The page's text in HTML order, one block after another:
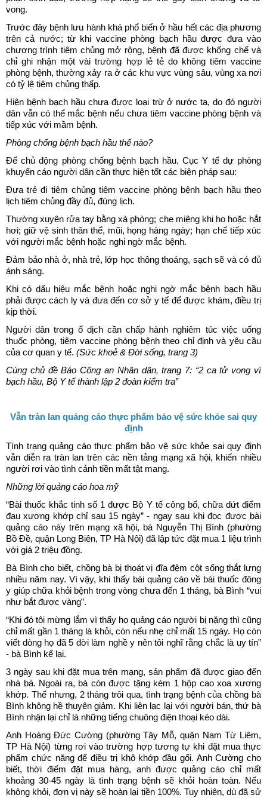
vong.
Trước đây bệnh lưu hành khá phổ biến ở hầu hết các địa phương
trên cả nước; từ khi vaccine phòng bạch hầu được đưa vào
chương trình tiêm chủng mở rộng, bệnh đã được khống chế và
chỉ ghi nhận một vài trường hợp lẻ tẻ do không tiêm vaccine
phòng bệnh, thường xảy ra ở các khu vực vùng sâu, vùng xa nơi
có tỷ lệ tiêm chủng thấp.
Hiện bệnh bạch hầu chưa được loại trừ ở nước ta, do đó người
dân vẫn có thể mắc bệnh nếu chưa tiêm vaccine phòng bệnh và
tiếp xúc với mầm bệnh.
Phòng chống bệnh bạch hầu thế nào?
Để chủ động phòng chống bệnh bạch hầu, Cục Y tế dự phòng
khuyến cáo người dân cần thực hiện tốt các biện pháp sau:
Đưa trẻ đi tiêm chủng tiêm vaccine phòng bệnh bạch hầu theo
lịch tiêm chủng đầy đủ, đúng lịch.
Thường xuyên rửa tay bằng xà phòng; che miệng khi ho hoặc hắt
hơi; giữ vệ sinh thân thể, mũi, họng hàng ngày; hạn chế tiếp xúc
với người mắc bệnh hoặc nghi ngờ mắc bệnh.
Đảm bảo nhà ở, nhà trẻ, lớp học thông thoáng, sạch sẽ và có đủ
ánh sáng.
Khi có dấu hiệu mắc bệnh hoặc nghi ngờ mắc bệnh bạch hầu
phải được cách ly và đưa đến cơ sở y tế để được khám, điều trị
kịp thời.
Người dân trong ổ dịch cần chấp hành nghiêm túc việc uống
thuốc phòng, tiêm vaccine phòng bệnh theo chỉ định và yêu cầu
của cơ quan y tế. (Sức khoẻ & Đời sống, trang 3)
Cùng chủ đề Báo Công an Nhân dân, trang 7: “2 ca tử vong vì
bạch hầu, Bộ Y tế thành lập 2 đoàn kiểm tra”
Vẫn tràn lan quảng cáo thực phẩm bảo vệ sức khỏe sai quy
định
Tình trạng quảng cáo thực phẩm bảo vệ sức khỏe sai quy định
vẫn diễn ra tràn lan trên các nền tảng mạng xã hội, khiến nhiều
người rơi vào tình cảnh tiền mất tật mang.
Những lời quảng cáo hoa mỹ
“Bài thuốc khắc tinh số 1 được Bộ Y tế công bố, chữa dứt điểm
đau xương khớp chỉ sau 15 ngày” - ngay sau khi đọc được bài
quảng cáo này trên mạng xã hội, bà Nguyễn Thị Bình (phường
Bồ Đề, quận Long Biên, TP Hà Nội) đã lập tức đặt mua 1 liệu trình
với giá 2 triệu đồng.
Bà Bình cho biết, chồng bà bị thoát vị đĩa đệm cột sống thắt lưng
nhiều năm nay. Vì vậy, khi thấy bài quảng cáo về bài thuốc đông
y giúp chữa khỏi bệnh trong vòng chưa đến 1 tháng, bà Bình “vui
như bắt được vàng”.
“Khi đó tôi mừng lắm vì thấy họ quảng cáo người bị nặng thì cũng
chỉ mất gần 1 tháng là khỏi, còn nếu nhẹ chỉ mất 15 ngày. Họ còn
viết dòng họ đã 5 đời làm nghề y nên tôi nghĩ rằng chắc là uy tín”
- bà Bình kể lại.
3 ngày sau khi đặt mua trên mạng, sản phẩm đã được giao đến
nhà bà. Ngoài ra, bà còn được tặng kèm 1 hộp cao xoa xương
khớp. Thế nhưng, 2 tháng trôi qua, tình trạng bệnh của chồng bà
Bình không hề thuyên giảm. Khi liên lạc lại với người bán, thứ bà
Bình nhận lại chỉ là những tiếng chuông điện thoại kéo dài.
Anh Hoàng Đức Cường (phường Tây Mỗ, quận Nam Từ Liêm,
TP Hà Nội) từng rơi vào trường hợp tương tự khi đặt mua thực
phẩm chức năng để điều trị khô khớp đầu gối. Anh Cường cho
biết, thời điểm đặt mua hàng, anh được quảng cáo chỉ mất
khoảng 30-45 ngày là tình trạng bệnh sẽ khỏi hoàn toàn. Nếu
không khỏi, đơn vị này sẽ hoàn lại tiền 100%. Tuy nhiên, dù đã sử